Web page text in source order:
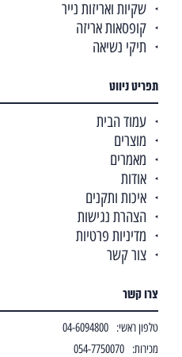
שקיות ואריזות נייר
קופסאות אריזה
תיקי נשיאה
תפריט ניווט
עמוד הבית
מוצרים
מאמרים
אודות
איכות ותקנים
הצהרת נגישות
מדיניות פרטיות
צור קשר
צרו קשר
טלפון ראשי: 04-6094800
מכירות: 054-7750070